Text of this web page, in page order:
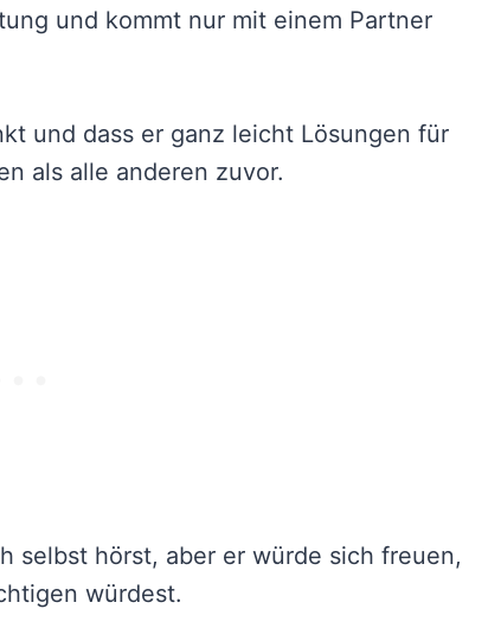
und kommt nur mit einem Partner
und dass er ganz leicht Lösungen für
als alle anderen zuvor.
selbst hörst, aber er würde sich freuen,
würdest.